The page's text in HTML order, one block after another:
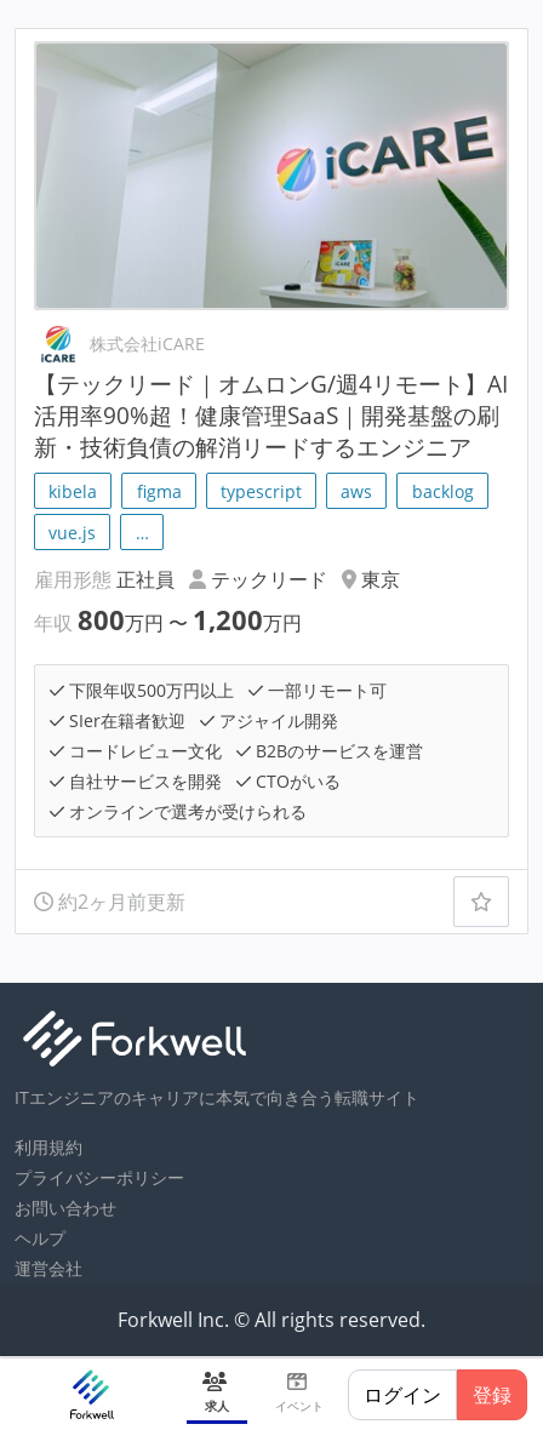
求人 イベント ログイン 登録
株式会社iCARE
【テックリード｜オムロンG/週4リモート】AI
活用率90%超！健康管理SaaS｜開発基盤の刷
新・技術負債の解消リードするエンジニア
kibela figma typescript aws
backlog
vue.js
…
雇用形態 正社員 テックリード
東京
年収 800万円 〜 1,200万円
下限年収500万円以上
一部リモート可
SIer在籍者歓迎
アジャイル開発
コードレビュー文化
B2Bのサービスを運営
自社サービスを開発
CTOがいる
オンラインで選考が受けられる
約2ヶ月前更新
ITエンジニアのキャリアに本気で向き合う転職サイト
利用規約
プライバシーポリシー
お問い合わせ
ヘルプ
運営会社
Forkwell Inc. © All rights reserved.